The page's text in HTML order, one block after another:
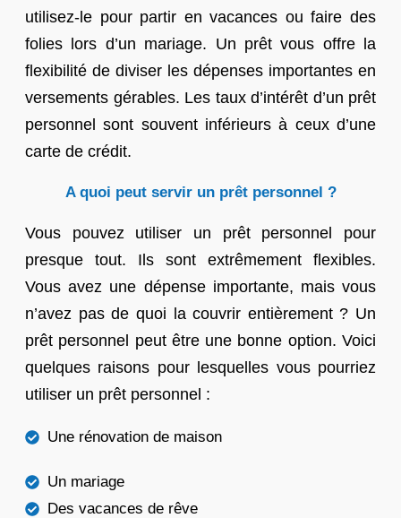
utilisez-le pour partir en vacances ou faire des
folies lors d’un mariage. Un prêt vous offre la
flexibilité de diviser les dépenses importantes en
versements gérables. Les taux d’intérêt d’un prêt
personnel sont souvent inférieurs à ceux d’une
carte de crédit.
A quoi peut servir un prêt personnel ?
Vous pouvez utiliser un prêt personnel pour
presque tout. Ils sont extrêmement flexibles.
Vous avez une dépense importante, mais vous
n’avez pas de quoi la couvrir entièrement ? Un
prêt personnel peut être une bonne option. Voici
quelques raisons pour lesquelles vous pourriez
utiliser un prêt personnel :
Une rénovation de maison
Un mariage
Des vacances de rêve